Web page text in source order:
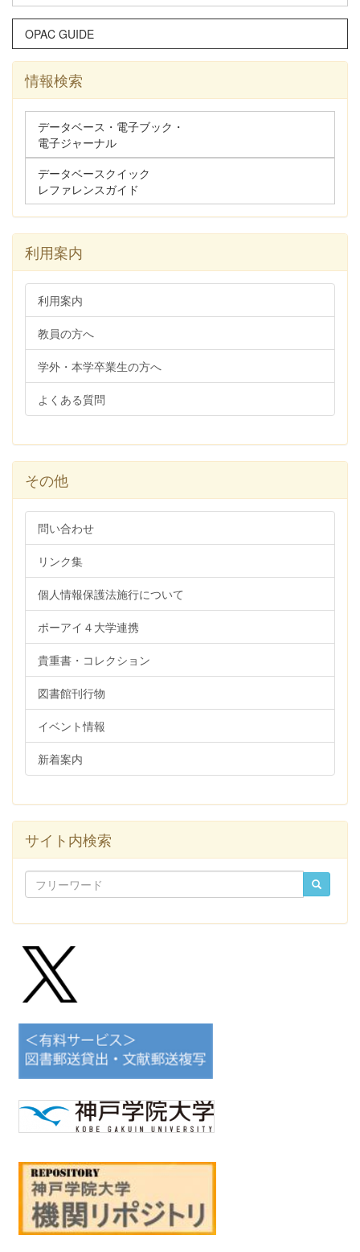
OPAC GUIDE
情報検索
データベース・電子ブック・
電子ジャーナル
データベースクイック
レファレンスガイド
利用案内
利用案内
教員の方へ
学外・本学卒業生の方へ
よくある質問
その他
問い合わせ
リンク集
個人情報保護法施行について
ポーアイ４大学連携
貴重書・コレクション
図書館刊行物
イベント情報
新着案内
サイト内検索